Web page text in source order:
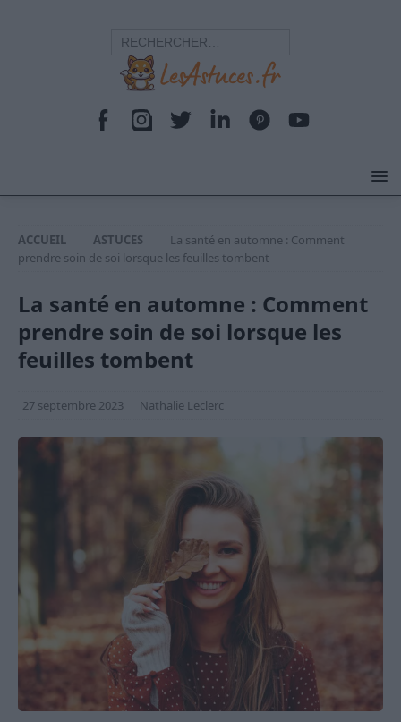
ACCUEIL ASTUCES
La santé en automne : Comment
prendre soin de soi lorsque les feuilles tombent
La santé en automne : Comment
prendre soin de soi lorsque les
feuilles tombent
27 septembre 2023 Nathalie Leclerc